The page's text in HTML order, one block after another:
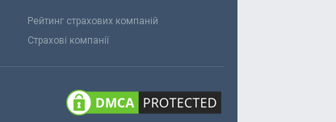
Рейтинг страхових компаній
Страхові компанії